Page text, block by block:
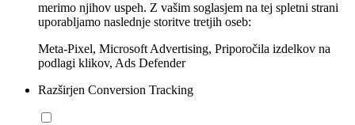
merimo njihov uspeh. Z vašim soglasjem na tej spletni strani
uporabljamo naslednje storitve tretjih oseb:
Meta-Pixel, Microsoft Advertising, Priporočila izdelkov na
podlagi klikov, Ads Defender
Razširjen Conversion Tracking